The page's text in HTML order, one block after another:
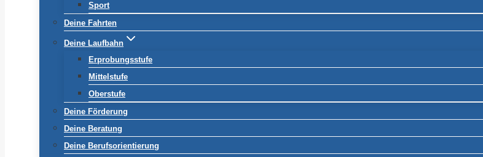
Sport
Deine Fahrten
Deine Laufbahn
Erprobungsstufe
Mittelstufe
Oberstufe
Deine Förderung
Deine Beratung
Deine Berufsorientierung